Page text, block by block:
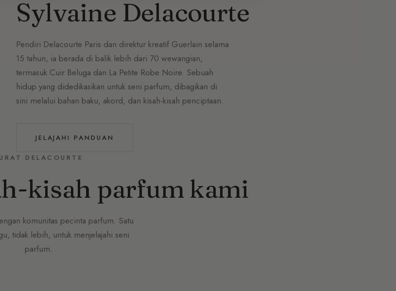
Sylvaine Delacourte
Pendiri Delacourte Paris dan direktur kreatif Guerlain selama
15 tahun, ia berada di balik lebih dari 70 wewangian,
termasuk Cuir Beluga dan La Petite Robe Noire. Sebuah
hidup yang didedikasikan untuk seni parfum, dibagikan di
sini melalui bahan baku, akord, dan kisah-kisah penciptaan.
JELAJAHI PANDUAN
DELACOURTE
kisah parfum kami
komunitas pecinta parfum. Satu
tidak lebih, untuk menjelajahi seni
parfum.